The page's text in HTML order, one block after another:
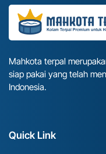
Mahkota terpal
siap pakai yang telah
Indonesia.
Quick Link